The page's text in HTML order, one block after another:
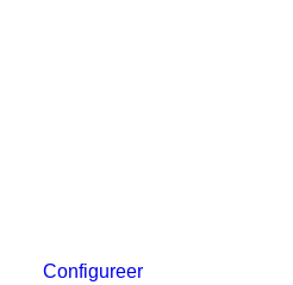
Configureer